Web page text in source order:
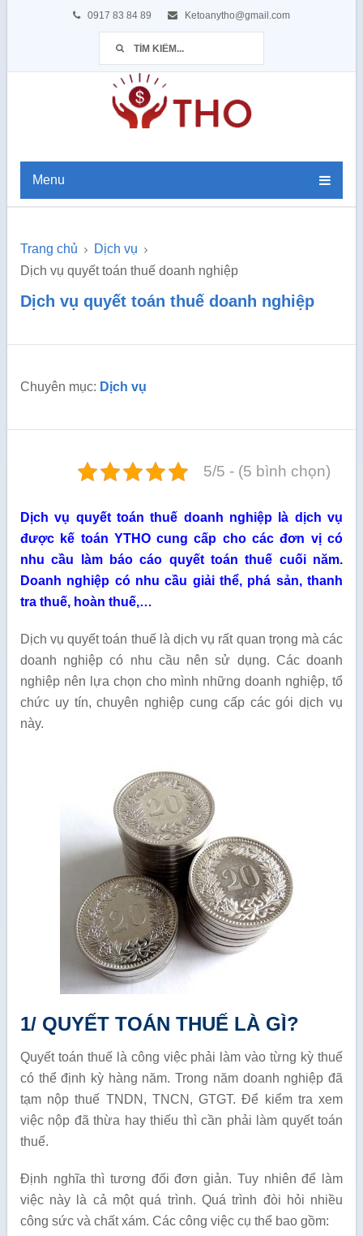
0917 83 84 89 Ketoanytho@gmail.com
Menu
Trang chủ
Dịch vụ
Dịch vụ quyết toán thuế doanh nghiệp
Dịch vụ quyết toán thuế doanh nghiệp
Chuyên mục: Dịch vụ
5/5 - (5 bình chọn)
Dịch vụ quyết toán thuế doanh nghiệp là dịch vụ
được kế toán YTHO cung cấp cho các đơn vị có
nhu cầu làm báo cáo quyết toán thuế cuối năm.
Doanh nghiệp có nhu cầu giải thể, phá sản, thanh
tra thuế, hoàn thuế,…
Dịch vụ quyết toán thuế là dịch vụ rất quan trọng mà các
doanh nghiệp có nhu cầu nên sử dụng. Các doanh
nghiệp nên lựa chọn cho mình những doanh nghiệp, tổ
chức uy tín, chuyên nghiệp cung cấp các gói dịch vụ
này.
1/ QUYẾT TOÁN THUẾ LÀ GÌ?
Quyết toán thuế là công việc phải làm vào từng kỳ thuế
có thể định kỳ hàng năm. Trong năm doanh nghiệp đã
tạm nộp thuế TNDN, TNCN, GTGT. Để kiểm tra xem
việc nộp đã thừa hay thiếu thì cần phải làm quyết toán
thuế.
Định nghĩa thì tương đối đơn giản. Tuy nhiên để làm
việc này là cả một quá trình. Quá trình đòi hỏi nhiều
công sức và chất xám. Các công việc cụ thể bao gồm: